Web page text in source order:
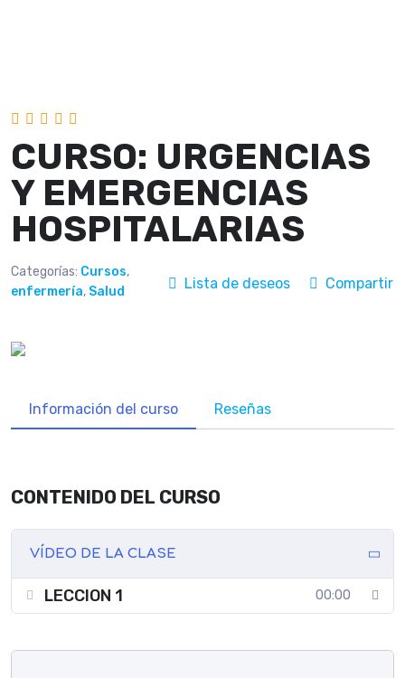
CURSO: URGENCIAS
Y EMERGENCIAS
HOSPITALARIAS
Categorías: Cursos,
enfermería, Salud Lista de deseos Compartir
Información del curso Reseñas
CONTENIDO DEL CURSO
VÍDEO DE LA CLASE
LECCION 1 00:00